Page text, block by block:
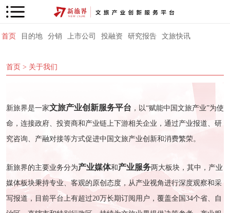
首页 目的地 分销 上市公司 投融资 研究报告 文旅快讯
首页 > 关于我们
新旅界是一家文旅产业创新服务平台 ，以“赋能中国文旅产业”为使
命，连接政府、投资商和产业链上下游相关企业，通过产业报道、研
究咨询、产融对接等方式促进中国文旅产业创新和消费繁荣。
新旅界的主要业务分为产业媒体和 产业服务两大板块，其中，产业
媒体板块秉持专业、客观的原创态度，从产业视角进行深度观察和采
写报道，目前平台上有超过20万长期订阅用户，覆盖全国34个省、自